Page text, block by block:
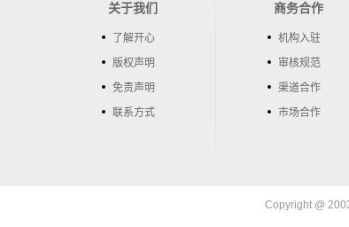
关于我们
了解开心
版权声明
免责声明
联系方式
商务合作
机构入驻
审核规范
渠道合作
市场合作
Copyright @